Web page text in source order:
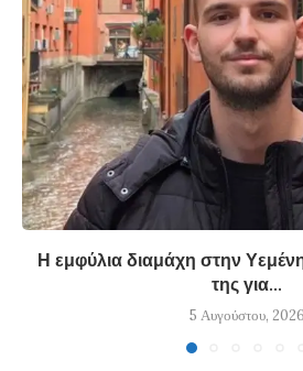
Η εμφύλια διαμάχη στην
της για...
5 Αυγούστου, 2026